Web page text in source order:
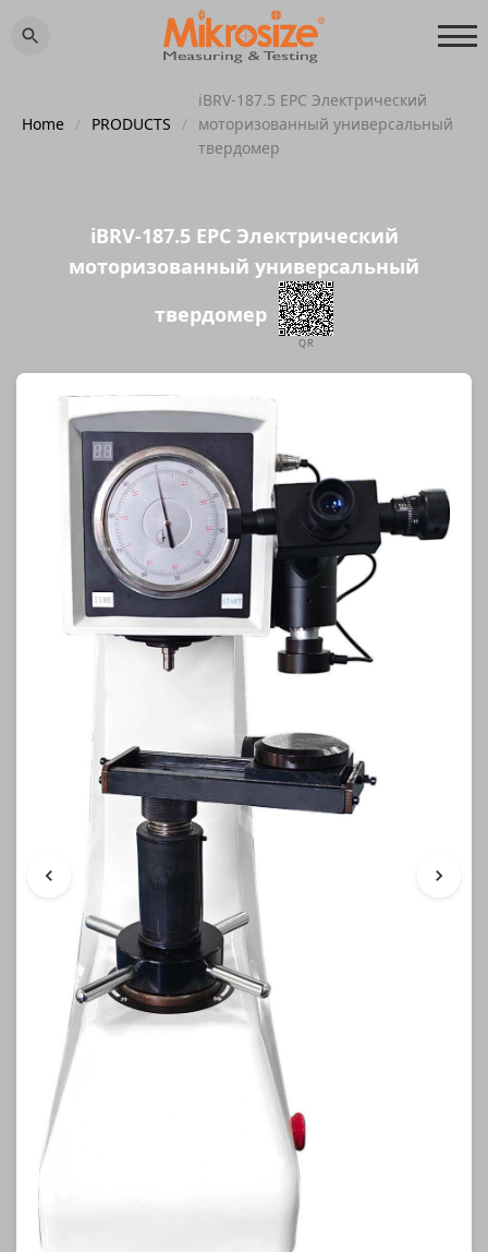
Home / PRODUCTS /
iBRV-187.5 EPC Электрический
моторизованный универсальный
твердомер
iBRV-187.5 EPC Электрический
моторизованный универсальный
твердомер
QR